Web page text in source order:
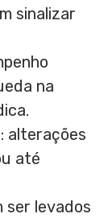
sinalizar
na
alterações
até
ser levados